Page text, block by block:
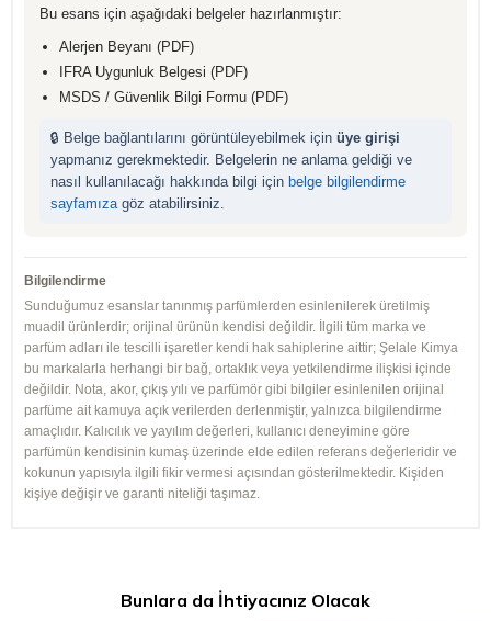
Bu esans için aşağıdaki belgeler hazırlanmıştır:
Alerjen Beyanı (PDF)
IFRA Uygunluk Belgesi (PDF)
MSDS / Güvenlik Bilgi Formu (PDF)
🔒 Belge bağlantılarını görüntüleyebilmek için üye girişi
yapmanız gerekmektedir. Belgelerin ne anlama geldiği ve
nasıl kullanılacağı hakkında bilgi için belge bilgilendirme
sayfamızagöz atabilirsiniz.
Bilgilendirme
Sunduğumuz esanslar tanınmış parfümlerden esinlenilerek üretilmiş
muadil ürünlerdir; orijinal ürünün kendisi değildir. İlgili tüm marka ve
parfüm adları ile tescilli işaretler kendi hak sahiplerine aittir; Şelale Kimya
bu markalarla herhangi bir bağ, ortaklık veya yetkilendirme ilişkisi içinde
değildir. Nota, akor, çıkış yılı ve parfümör gibi bilgiler esinlenilen orijinal
parfüme ait kamuya açık verilerden derlenmiştir, yalnızca bilgilendirme
amaçlıdır. Kalıcılık ve yayılım değerleri, kullanıcı deneyimine göre
parfümün kendisinin kumaş üzerinde elde edilen referans değerleridir ve
kokunun yapısıyla ilgili fikir vermesi açısından gösterilmektedir. Kişiden
kişiye değişir ve garanti niteliği taşımaz.
Bunlara da İhtiyacınız Olacak